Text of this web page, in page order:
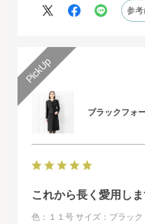
人生最高の幸せな日に華を
参
ブラックフォ
これから長く愛用し
色：１１号 サイズ：ブラック